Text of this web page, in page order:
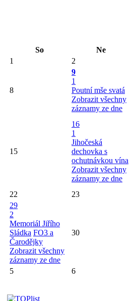
So
Ne
1 2
8
9
1
Poutní mše svatá
Zobrazit všechny
záznamy ze dne
15
16
1
Jihočeská
dechovka s
ochutnávkou vína
Zobrazit všechny
záznamy ze dne
22 23
29
2
Memoriál Jiřího
Sládka FO3 a
Čarodějky
Zobrazit všechny
záznamy ze dne
30
5 6